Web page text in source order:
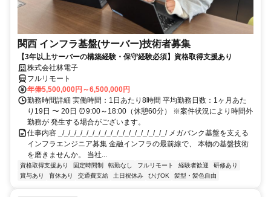
関西 インフラ基盤(サーバー)技術者募集
【3年以上サーバーの構築経験・保守経験必須】資格取得支援あり
株式会社林電子
フルリモート
年俸5,500,000円～6,500,000円
勤務時間詳細 実働時間：1日あたり8時間 平均勤務日数：1ヶ月あた
り19日 〜 20日 ⏰9:00～18:00（休憩60分） ※案件状況により時間外
勤務が 発生する場合がございます。
仕事内容 _/_/_/_/_/_/_/_/_/_/_/_/_/_/_/_/_/_/ メガバンク基盤を支える
インフラエンジニア募集 金融インフラの最前線で、 本物の基盤技術
を磨きませんか。 当社...
資格取得支援あり 固定時間制 転勤なし フルリモート 経験者歓迎
研修あり
賞与あり
育休あり 交通費支給 土日祝休み ひげOK 髪型・髪色自由